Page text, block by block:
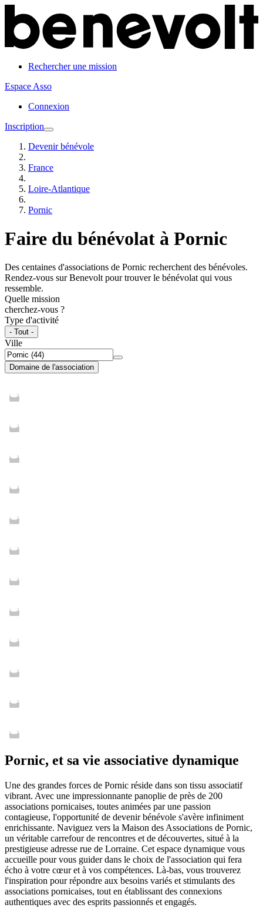
Rechercher une mission
Espace Asso
Connexion
Inscription
Devenir bénévole
France
Loire-Atlantique
Pornic
Faire du bénévolat à Pornic
Des centaines d'associations de Pornic recherchent des bénévoles.
Rendez-vous sur Benevolt pour trouver le bénévolat qui vous
ressemble.
Quelle mission
cherchez-vous ?
Type d'activité
- Tout -
Ville
Domaine de l'association
Pornic, et sa vie associative dynamique
Une des grandes forces de Pornic réside dans son tissu associatif
vibrant. Avec une impressionnante panoplie de près de 200
associations pornicaises, toutes animées par une passion
contagieuse, l'opportunité de devenir bénévole s'avère infiniment
enrichissante. Naviguez vers la Maison des Associations de Pornic,
un véritable carrefour de rencontres et de découvertes, situé à la
prestigieuse adresse rue de Lorraine. Cet espace dynamique vous
accueille pour vous guider dans le choix de l'association qui fera
écho à votre cœur et à vos compétences. Là-bas, vous trouverez
l'inspiration pour répondre aux besoins variés et stimulants des
associations pornicaises, tout en établissant des connexions
authentiques avec des esprits passionnés et engagés.